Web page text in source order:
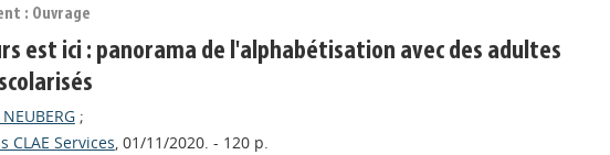
: Ouvrage
est ici : panorama de l'alphabétisation avec des adultes
;
CLAE Services, 01/11/2020. - 120 p.